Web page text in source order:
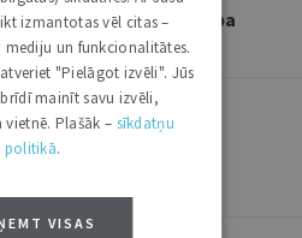
par jēdziena “darba
ES Tiesa un Polijas
sekas
izmantotas vēl citas –
un funkcionalitātes.
"Pielāgot izvēli". Jūs
mainīt savu izvēli,
Plašāk – sīkdatņu
politikā.
VISAS